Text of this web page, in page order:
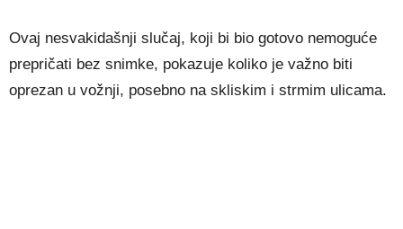
Ovaj nesvakidašnji slučaj, koji bi bio gotovo nemoguće
prepričati bez snimke, pokazuje koliko je važno biti
oprezan u vožnji, posebno na skliskim i strmim ulicama.